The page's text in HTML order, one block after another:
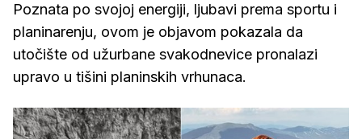
Poznata po svojoj energiji, ljubavi prema sportu i
planinarenju, ovom je objavom pokazala da
utočište od užurbane svakodnevice pronalazi
upravo u tišini planinskih vrhunaca.